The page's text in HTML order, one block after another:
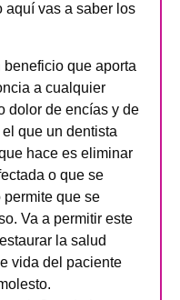
aquí vas a saber los
beneficio que aporta
a cualquier
dolor de encías y de
que un dentista
hace es eliminar
o que se
que se
Va a permitir este
la salud
vida del paciente